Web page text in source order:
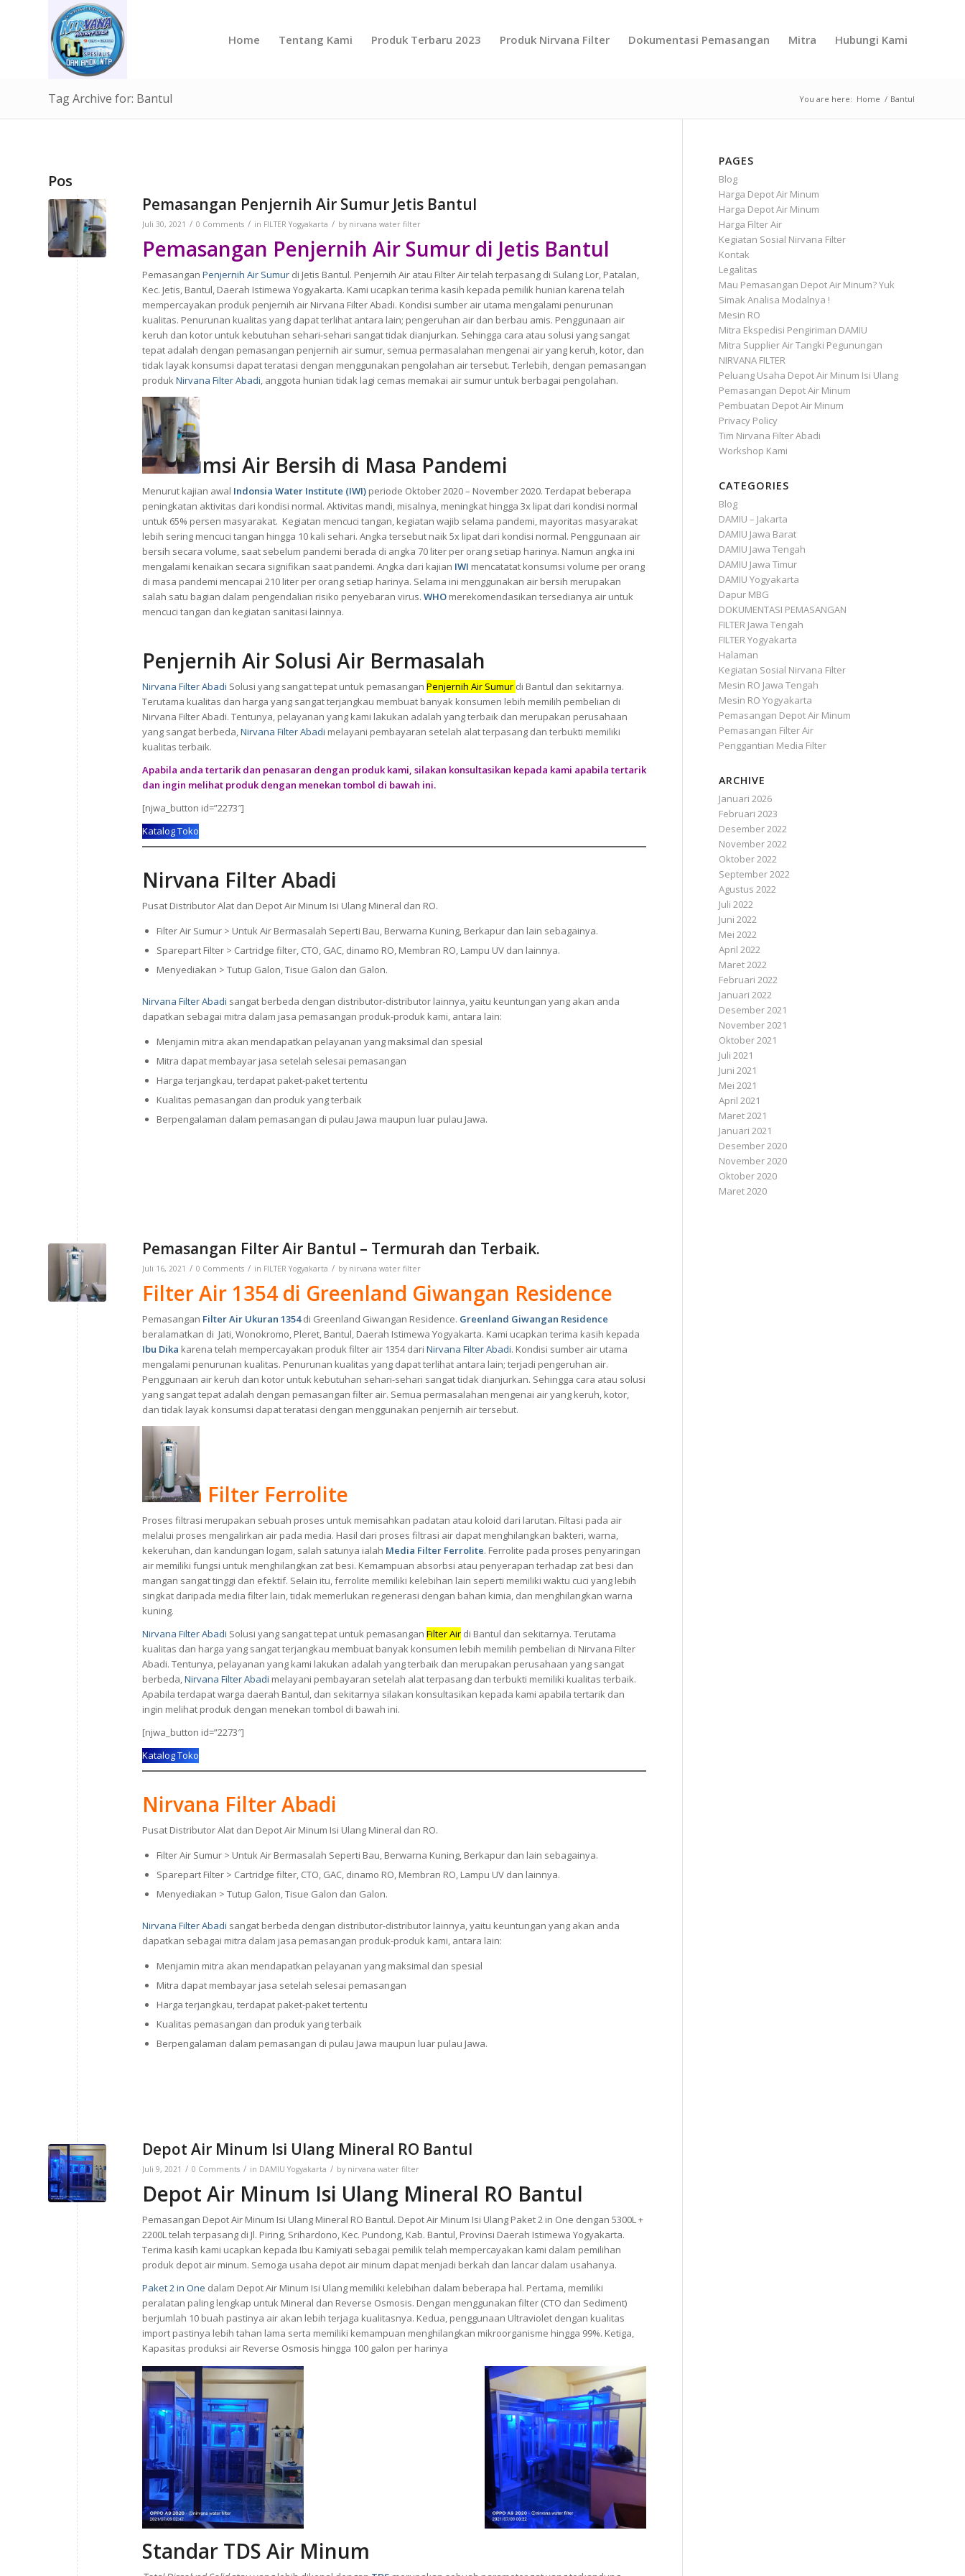
Home Tentang Kami Produk Terbaru 2023 Produk Nirvana Filter Dokumentasi Pemasangan Mitra Hubungi Kami
Tag Archive for: Bantul You are here: Home / Bantul
Pos
Pemasangan Penjernih Air Sumur Jetis Bantul
Juli 30, 2021 / 0 Comments / in FILTER Yogyakarta / by nirvana water filter
Pemasangan Penjernih Air Sumur di Jetis Bantul
Pemasangan Penjernih Air Sumur di Jetis Bantul. Penjernih Air atau Filter Air telah terpasang di Sulang Lor, Patalan,
Kec. Jetis, Bantul, Daerah Istimewa Yogyakarta. Kami ucapkan terima kasih kepada pemilik hunian karena telah
mempercayakan produk penjernih air Nirvana Filter Abadi. Kondisi sumber air utama mengalami penurunan
kualitas. Penurunan kualitas yang dapat terlihat antara lain; pengeruhan air dan berbau amis. Penggunaan air
keruh dan kotor untuk kebutuhan sehari-sehari sangat tidak dianjurkan. Sehingga cara atau solusi yang sangat
tepat adalah dengan pemasangan penjernih air sumur, semua permasalahan mengenai air yang keruh, kotor, dan
tidak layak konsumsi dapat teratasi dengan menggunakan pengolahan air tersebut. Terlebih, dengan pemasangan
produkNirvana Filter Abadi, anggota hunian tidak lagi cemas memakai air sumur untuk berbagai pengolahan.
Konsumsi Air Bersih di Masa Pandemi
Menurut kajian awal Indonsia Water Institute (IWI) periode Oktober 2020 – November 2020. Terdapat beberapa
peningkatan aktivitas dari kondisi normal. Aktivitas mandi, misalnya, meningkat hingga 3x lipat dari kondisi normal
untuk 65% persen masyarakat. Kegiatan mencuci tangan, kegiatan wajib selama pandemi, mayoritas masyarakat
lebih sering mencuci tangan hingga 10 kali sehari. Angka tersebut naik 5x lipat dari kondisi normal. Penggunaan air
bersih secara volume, saat sebelum pandemi berada di angka 70 liter per orang setiap harinya. Namun angka ini
mengalami kenaikan secara signifikan saat pandemi. Angka dari kajian IWI mencatatat konsumsi volume per orang
di masa pandemi mencapai 210 liter per orang setiap harinya. Selama ini menggunakan air bersih merupakan
salah satu bagian dalam pengendalian risiko penyebaran virus. WHO merekomendasikan tersedianya air untuk
mencuci tangan dan kegiatan sanitasi lainnya.
Penjernih Air Solusi Air Bermasalah
Nirvana Filter Abadi Solusi yang sangat tepat untuk pemasangan Penjernih Air Sumur di Bantul dan sekitarnya.
Terutama kualitas dan harga yang sangat terjangkau membuat banyak konsumen lebih memilih pembelian di
Nirvana Filter Abadi. Tentunya, pelayanan yang kami lakukan adalah yang terbaik dan merupakan perusahaan
yang sangat berbeda,Nirvana Filter Abadi melayani pembayaran setelah alat terpasang dan terbukti memiliki
kualitas terbaik.
Apabila anda tertarik dan penasaran dengan produk kami, silakan konsultasikan kepada kami apabila tertarik
dan ingin melihat produk dengan menekan tombol di bawah ini.
[njwa_button id=”2273″]
Katalog Toko
Nirvana Filter Abadi
Pusat Distributor Alat dan Depot Air Minum Isi Ulang Mineral dan RO.
Filter Air Sumur > Untuk Air Bermasalah Seperti Bau, Berwarna Kuning, Berkapur dan lain sebagainya.
Sparepart Filter > Cartridge filter, CTO, GAC, dinamo RO, Membran RO, Lampu UV dan lainnya.
Menyediakan > Tutup Galon, Tisue Galon dan Galon.
Nirvana Filter Abadi sangat berbeda dengan distributor-distributor lainnya, yaitu keuntungan yang akan anda
dapatkan sebagai mitra dalam jasa pemasangan produk-produk kami, antara lain:
Menjamin mitra akan mendapatkan pelayanan yang maksimal dan spesial
Mitra dapat membayar jasa setelah selesai pemasangan
Harga terjangkau, terdapat paket-paket tertentu
Kualitas pemasangan dan produk yang terbaik
Berpengalaman dalam pemasangan di pulau Jawa maupun luar pulau Jawa.
Pemasangan Filter Air Bantul – Termurah dan Terbaik.
Juli 16, 2021 / 0 Comments / in FILTER Yogyakarta / by nirvana water filter
Filter Air 1354 di Greenland Giwangan Residence
Pemasangan Filter Air Ukuran 1354 di Greenland Giwangan Residence. Greenland Giwangan Residence
beralamatkan di Jati, Wonokromo, Pleret, Bantul, Daerah Istimewa Yogyakarta. Kami ucapkan terima kasih kepada
Ibu Dika karena telah mempercayakan produk filter air 1354 dari Nirvana Filter Abadi. Kondisi sumber air utama
mengalami penurunan kualitas. Penurunan kualitas yang dapat terlihat antara lain; terjadi pengeruhan air.
Penggunaan air keruh dan kotor untuk kebutuhan sehari-sehari sangat tidak dianjurkan. Sehingga cara atau solusi
yang sangat tepat adalah dengan pemasangan filter air. Semua permasalahan mengenai air yang keruh, kotor,
dan tidak layak konsumsi dapat teratasi dengan menggunakan penjernih air tersebut.
Media Filter Ferrolite
Proses filtrasi merupakan sebuah proses untuk memisahkan padatan atau koloid dari larutan. Filtasi pada air
melalui proses mengalirkan air pada media. Hasil dari proses filtrasi air dapat menghilangkan bakteri, warna,
kekeruhan, dan kandungan logam, salah satunya ialah Media Filter Ferrolite. Ferrolite pada proses penyaringan
air memiliki fungsi untuk menghilangkan zat besi. Kemampuan absorbsi atau penyerapan terhadap zat besi dan
mangan sangat tinggi dan efektif. Selain itu, ferrolite memiliki kelebihan lain seperti memiliki waktu cuci yang lebih
singkat daripada media filter lain, tidak memerlukan regenerasi dengan bahan kimia, dan menghilangkan warna
kuning.
Nirvana Filter Abadi Solusi yang sangat tepat untuk pemasangan Filter Air di Bantul dan sekitarnya. Terutama
kualitas dan harga yang sangat terjangkau membuat banyak konsumen lebih memilih pembelian di Nirvana Filter
Abadi. Tentunya, pelayanan yang kami lakukan adalah yang terbaik dan merupakan perusahaan yang sangat
berbeda,Nirvana Filter Abadi melayani pembayaran setelah alat terpasang dan terbukti memiliki kualitas terbaik.
Apabila terdapat warga daerah Bantul, dan sekitarnya silakan konsultasikan kepada kami apabila tertarik dan
ingin melihat produk dengan menekan tombol di bawah ini.
[njwa_button id=”2273″]
Katalog Toko
Nirvana Filter Abadi
Pusat Distributor Alat dan Depot Air Minum Isi Ulang Mineral dan RO.
Filter Air Sumur > Untuk Air Bermasalah Seperti Bau, Berwarna Kuning, Berkapur dan lain sebagainya.
Sparepart Filter > Cartridge filter, CTO, GAC, dinamo RO, Membran RO, Lampu UV dan lainnya.
Menyediakan > Tutup Galon, Tisue Galon dan Galon.
Nirvana Filter Abadi sangat berbeda dengan distributor-distributor lainnya, yaitu keuntungan yang akan anda
dapatkan sebagai mitra dalam jasa pemasangan produk-produk kami, antara lain:
Menjamin mitra akan mendapatkan pelayanan yang maksimal dan spesial
Mitra dapat membayar jasa setelah selesai pemasangan
Harga terjangkau, terdapat paket-paket tertentu
Kualitas pemasangan dan produk yang terbaik
Berpengalaman dalam pemasangan di pulau Jawa maupun luar pulau Jawa.
Depot Air Minum Isi Ulang Mineral RO Bantul
Juli 9, 2021 / 0 Comments / in DAMIU Yogyakarta / by nirvana water filter
Depot Air Minum Isi Ulang Mineral RO Bantul
Pemasangan Depot Air Minum Isi Ulang Mineral RO Bantul. Depot Air Minum Isi Ulang Paket 2 in One dengan 5300L +
2200L telah terpasang di Jl. Piring, Srihardono, Kec. Pundong, Kab. Bantul, Provinsi Daerah Istimewa Yogyakarta.
Terima kasih kami ucapkan kepada Ibu Kamiyati sebagai pemilik telah mempercayakan kami dalam pemilihan
produk depot air minum. Semoga usaha depot air minum dapat menjadi berkah dan lancar dalam usahanya.
Paket 2 in One dalam Depot Air Minum Isi Ulang memiliki kelebihan dalam beberapa hal. Pertama, memiliki
peralatan paling lengkap untuk Mineral dan Reverse Osmosis. Dengan menggunakan filter (CTO dan Sediment)
berjumlah 10 buah pastinya air akan lebih terjaga kualitasnya. Kedua, penggunaan Ultraviolet dengan kualitas
import pastinya lebih tahan lama serta memiliki kemampuan menghilangkan mikroorganisme hingga 99%. Ketiga,
Kapasitas produksi air Reverse Osmosis hingga 100 galon per harinya
Standar TDS Air Minum
PAGES
Blog
Harga Depot Air Minum
Harga Depot Air Minum
Harga Filter Air
Kegiatan Sosial Nirvana Filter
Kontak
Legalitas
Mau Pemasangan Depot Air Minum? Yuk
Simak Analisa Modalnya !
Mesin RO
Mitra Ekspedisi Pengiriman DAMIU
Mitra Supplier Air Tangki Pegunungan
NIRVANA FILTER
Peluang Usaha Depot Air Minum Isi Ulang
Pemasangan Depot Air Minum
Pembuatan Depot Air Minum
Privacy Policy
Tim Nirvana Filter Abadi
Workshop Kami
CATEGORIES
Blog
DAMIU – Jakarta
DAMIU Jawa Barat
DAMIU Jawa Tengah
DAMIU Jawa Timur
DAMIU Yogyakarta
Dapur MBG
DOKUMENTASI PEMASANGAN
FILTER Jawa Tengah
FILTER Yogyakarta
Halaman
Kegiatan Sosial Nirvana Filter
Mesin RO Jawa Tengah
Mesin RO Yogyakarta
Pemasangan Depot Air Minum
Pemasangan Filter Air
Penggantian Media Filter
ARCHIVE
Januari 2026
Februari 2023
Desember 2022
November 2022
Oktober 2022
September 2022
Agustus 2022
Juli 2022
Juni 2022
Mei 2022
April 2022
Maret 2022
Februari 2022
Januari 2022
Desember 2021
November 2021
Oktober 2021
Juli 2021
Juni 2021
Mei 2021
April 2021
Maret 2021
Januari 2021
Desember 2020
November 2020
Oktober 2020
Maret 2020